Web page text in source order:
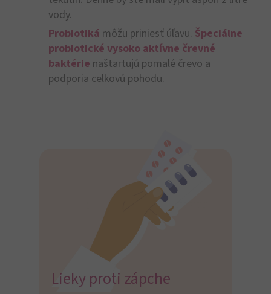
vody.
Probiotiká môžu priniesť úľavu. Špeciálne
probiotické vysoko aktívne črevné
baktérie naštartujú pomalé črevo a
podporia celkovú pohodu.
Lieky proti zápche